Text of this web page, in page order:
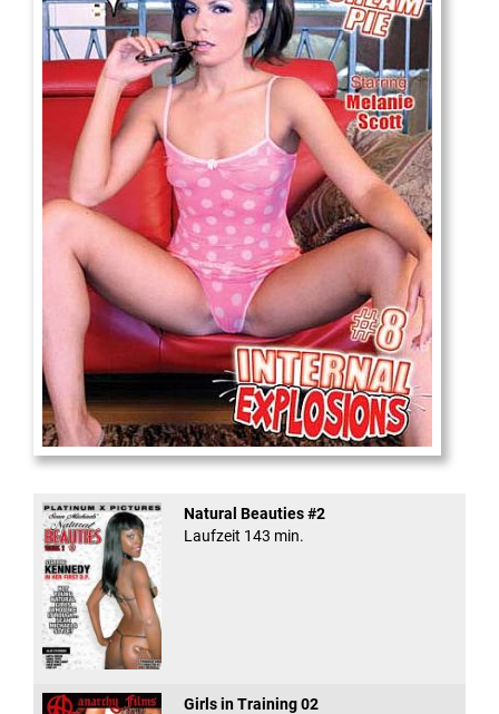
Internal Explosionen
Natural Beauties #2
Laufzeit 143 min.
Girls in Training 02